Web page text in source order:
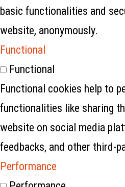
basic functionalities and
website, anonymously.
Functional
Functional
Functional cookies help to
functionalities like sharing
website on social media
feedbacks, and other third-
Performance